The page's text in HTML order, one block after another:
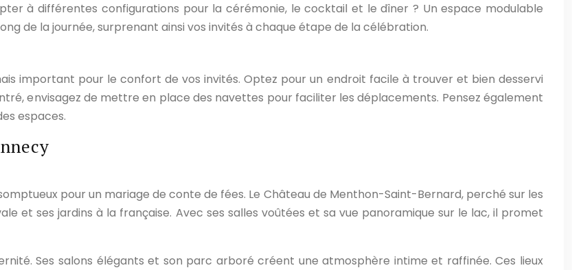
à différentes configurations pour la cérémonie, le cocktail et le dîner ? Un espace modulable
de la journée, surprenant ainsi vos invités à chaque étape de la célébration.
important pour le confort de vos invités. Optez pour un endroit facile à trouver et bien desservi
envisagez de mettre en place des navettes pour faciliter les déplacements. Pensez également
espaces.
pour un mariage de conte de fées. Le Château de Menthon-Saint-Bernard, perché sur les
et ses jardins à la française. Avec ses salles voûtées et sa vue panoramique sur le lac, il promet
Ses salons élégants et son parc arboré créent une atmosphère intime et raffinée. Ces lieux